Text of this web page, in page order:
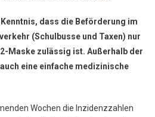
dass die Beförderung im
(Schulbusse und Taxen) nur
Maske zulässig ist. Außerhalb der
eine einfache medizinische
Wochen die Inzidenzzahlen